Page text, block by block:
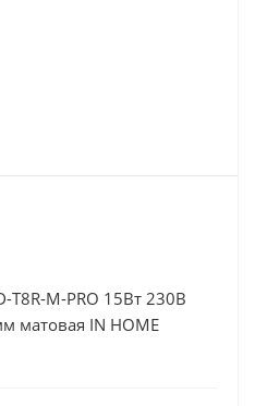
T8R-М-PRO 15Вт 230В
матовая IN HOME